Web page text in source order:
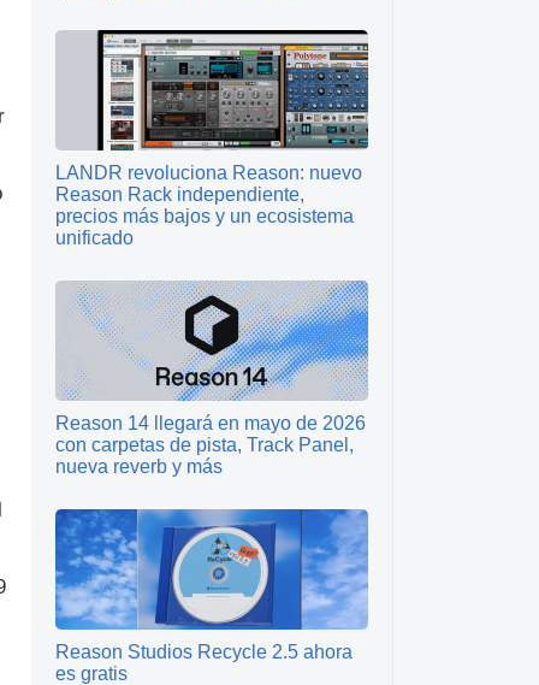
LANDR revoluciona Reason: nuevo
Reason Rack independiente,
precios más bajos y un ecosistema
unificado
Reason 14 llegará en mayo de 2026
con carpetas de pista, Track Panel,
nueva reverb y más
Reason Studios Recycle 2.5 ahora
es gratis